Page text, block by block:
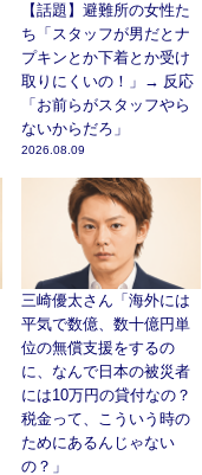
【話題】避難所の女性た
ち「スタッフが男だとナ
プキンとか下着とか受け
取りにくいの！」→ 反応
「お前らがスタッフやら
ないからだろ」
2026.08.09
三崎優太さん「海外には
平気で数億、数十億円単
位の無償支援をするの
に、なんで日本の被災者
には10万円の貸付なの？
税金って、こういう時の
ためにあるんじゃない
の？」